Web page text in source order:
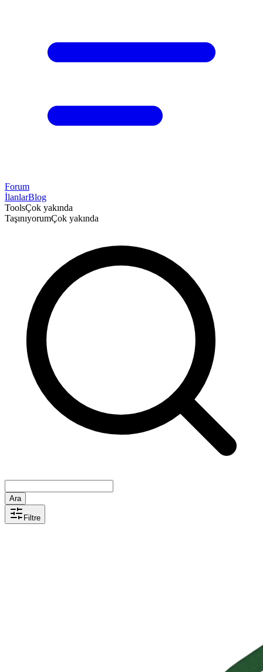
Forum
İlanlarBlog
ToolsÇok yakında
TaşınıyorumÇok yakında
Ara
Filtre